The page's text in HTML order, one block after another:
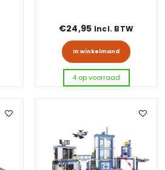
€24,95 Incl. BTW
In winkelmand
4 op voorraad